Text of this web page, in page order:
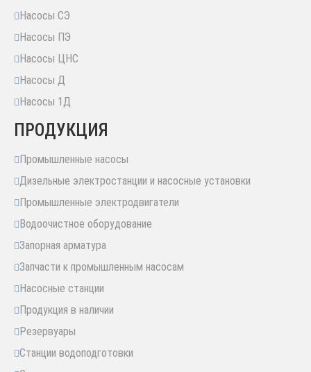
Насосы СЭ
Насосы ПЭ
Насосы ЦНС
Насосы Д
Насосы 1Д
ПРОДУКЦИЯ
Промышленные насосы
Дизельные электростанции и насосные установки
Промышленные электродвигатели
Водоочистное оборудование
Запорная арматура
Запчасти к промышленным насосам
Насосные станции
Продукция в наличии
Резервуары
Станции водоподготовки